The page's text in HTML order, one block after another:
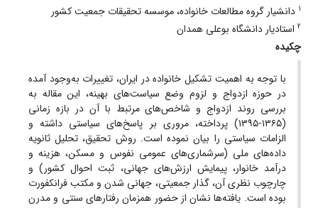
1 دانشیار گروه مطالعات خانواده، موسسه تحقیقات جمعیت کشور
2 استادیار دانشگاه بوعلی همدان
چکیده
با توجه به اهمیت تشکیل خانواده در ایران، تغییرات به‌وجود آمده
در حوزه ازدواج و لزوم وضع سیاست‌های بهینه، این مقاله به
بررسی روند ازدواج و شاخص‌های مرتبط با آن در بازه زمانی
(۱۳۶۵-۱۳۹۵) پرداخته، مروری بر پاسخ‌های سیاستی داشته و
الزامات سیاستی را بیان نموده است. روش تحقیق، تحلیل ثانویه
داده‌های ملی (سرشماری‌های عمومی نفوس و مسکن، هزینه و
درآمد خانوار، پیمایش ارزش‌های جهانی، ثبت احوال کشور) و
چارچوب نظری آن، گذار جمعیتی، جهانی شدن و مکتب فرانکفورت
بوده است. یافته‌ها نشان از حضور همزمان رفتارهای سنتی و مدرن